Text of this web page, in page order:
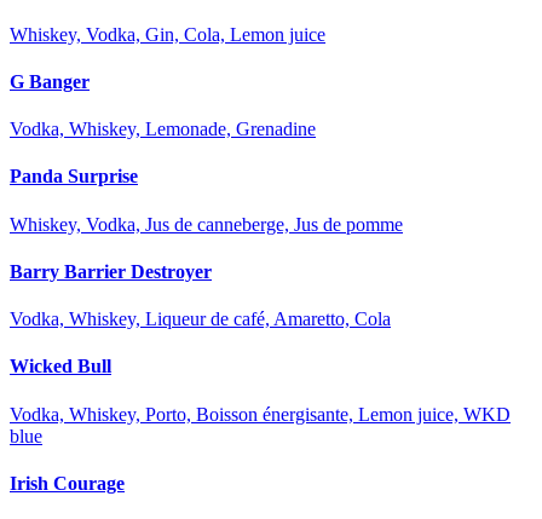
Whiskey, Vodka, Gin, Cola, Lemon juice
G Banger
Vodka, Whiskey, Lemonade, Grenadine
Panda Surprise
Whiskey, Vodka, Jus de canneberge, Jus de pomme
Barry Barrier Destroyer
Vodka, Whiskey, Liqueur de café, Amaretto, Cola
Wicked Bull
Vodka, Whiskey, Porto, Boisson énergisante, Lemon juice, WKD
blue
Irish Courage